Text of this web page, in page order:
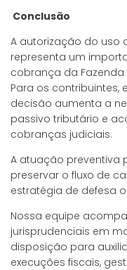
Conclusão
A autorização do uso
representa um
cobrança da Fazenda
Para os contribuintes,
decisão aumenta a
passivo tributário e
cobranças judiciais.
A atuação preventiva
preservar o fluxo de
estratégia de defesa
Nossa equipe
jurisprudenciais em
disposição para
execuções fiscais,